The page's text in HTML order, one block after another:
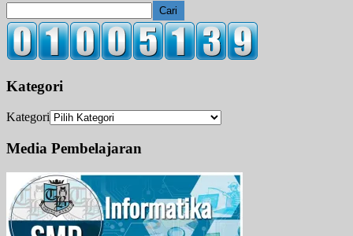
Cari
Kategori
Kategori
Media Pembelajaran